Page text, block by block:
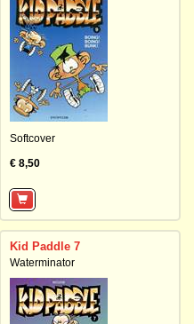
Softcover
€ 8,50
Kid Paddle 7
Waterminator